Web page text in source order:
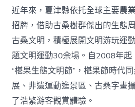
近年來，夏津縣依托全球主要農
招牌，借助古桑樹群傑出的生態
古桑文明，積極展開文明游玩運
題文明運動30余場。自2008年
“椹果生態文明節”，椹果節時代
展、非遺運動進景區、古桑字畫
了浩繁游客觀賞體驗。